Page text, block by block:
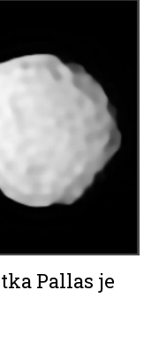
Pallas je